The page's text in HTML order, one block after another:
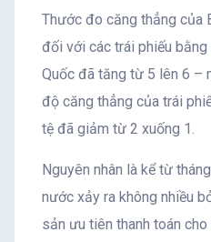
Thước đo căng thẳng của
đối với các trái phiếu bằng
Quốc đã tăng từ 5 lên 6 –
độ căng thẳng của trái
tệ đã giảm từ 2 xuống 1.
Nguyên nhân là kể từ
nước xảy ra không nhiều
sản ưu tiên thanh toán